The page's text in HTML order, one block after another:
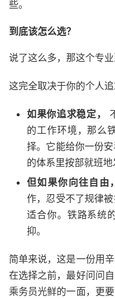
些。
到底该怎么选？
说了这么多，那这个专业
这完全取决于你的个人追
如果你追求稳定，
的工作环境，那么
择。它能给你一份
的体系里按部就班地
但如果你向往自由，
作，忍受不了规律
适合你。铁路系统
抑。
简单来说，这是一份用
在选择之前，最好问问
乘务员光鲜的一面，更